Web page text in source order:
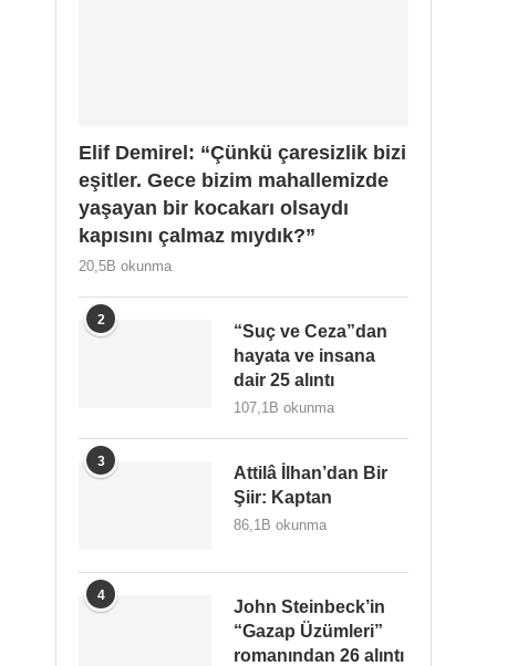
Elif Demirel: “Çünkü çaresizlik bizi
eşitler. Gece bizim mahallemizde
yaşayan bir kocakarı olsaydı
kapısını çalmaz mıydık?”
20,5B okunma
2
“Suç ve Ceza”dan
hayata ve insana
dair 25 alıntı
107,1B okunma
3
Attilâ İlhan’dan Bir
Şiir: Kaptan
86,1B okunma
4
John Steinbeck’in
“Gazap Üzümleri”
romanından 26 alıntı